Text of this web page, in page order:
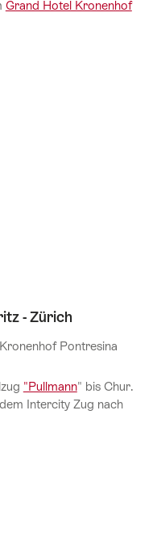
Grand Hotel Kronenhof
- Zürich
Pontresina
"Pullmann" bis Chur.
Intercity Zug nach